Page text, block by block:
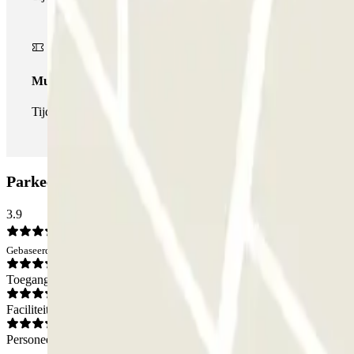
Multipass
Tijdens je verblijf kun je de parkeerplaats zo vaak in- en uitrijden
Parkeergarage Montholon INDIGO: Beoordelingen
3.9
Gebaseerd op 119 meningen
Toegang
Faciliteiten
Personeel